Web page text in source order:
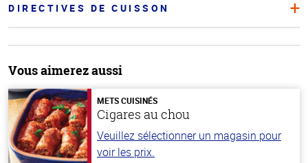
DIRECTIVES DE CUISSON
Vous aimerez aussi
METS CUISINÉS
Cigares au chou
Veuillez sélectionner un magasin pour
voir les prix.